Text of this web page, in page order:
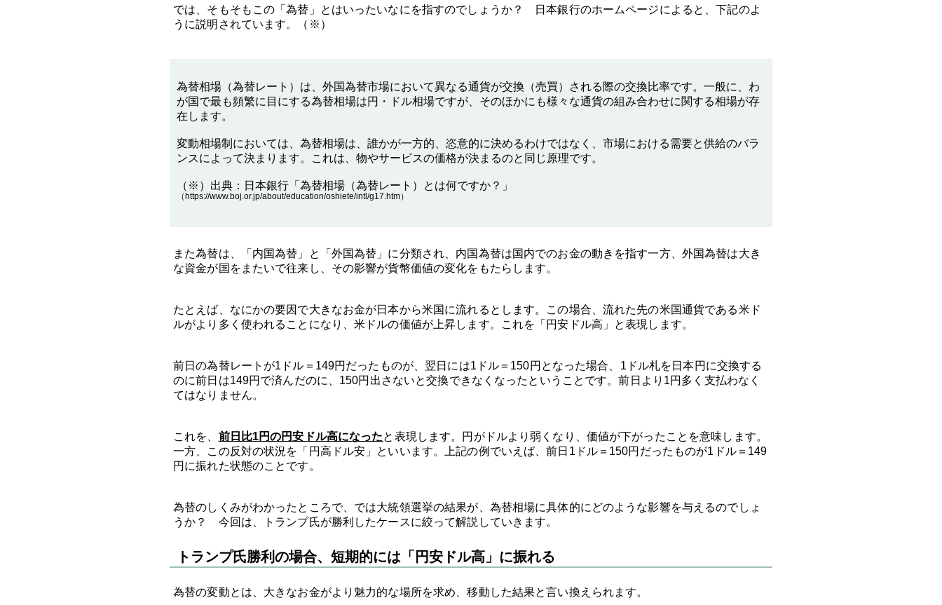
では、そもそもこの「為替」とはいったいなにを指すのでしょうか？ 日本銀行のホームページによると、下記のよ
うに説明されています。（※）
為替相場（為替レート）は、外国為替市場において異なる通貨が交換（売買）される際の交換比率です。一般に、わ
が国で最も頻繁に目にする為替相場は円・ドル相場ですが、そのほかにも様々な通貨の組み合わせに関する相場が存
在します。
変動相場制においては、為替相場は、誰かが一方的、恣意的に決めるわけではなく、市場における需要と供給のバラ
ンスによって決まります。これは、物やサービスの価格が決まるのと同じ原理です。
（※）出典： 日本銀行「為替相場（為替レート）とは何ですか？」
（https://www.boj.or.jp/about/education/oshiete/intl/g17.htm）
また為替は、「内国為替」と「外国為替」に分類され、内国為替は国内でのお金の動きを指す一方、外国為替は大き
な資金が国をまたいで往来し、その影響が貨幣価値の変化をもたらします。
たとえば、なにかの要因で大きなお金が日本から米国に流れるとします。この場合、流れた先の米国通貨である米ド
ルがより多く使われることになり、米ドルの価値が上昇します。これを「円安ドル高」と表現します。
前日の為替レートが1ドル＝149円だったものが、翌日には1ドル＝150円となった場合、1ドル札を日本円に交換する
のに前日は149円で済んだのに、150円出さないと交換できなくなったということです。前日より1円多く支払わなく
てはなりません。
これを、 前日比1円の円安ドル高になったと表現します。円がドルより弱くなり、価値が下がったことを意味します。
一方、この反対の状況を「円高ドル安」といいます。上記の例でいえば、前日1ドル＝150円だったものが1ドル＝149
円に振れた状態のことです。
為替のしくみがわかったところで、では大統領選挙の結果が、為替相場に具体的にどのような影響を与えるのでしょ
うか？ 今回は、トランプ氏が勝利したケースに絞って解説していきます。
トランプ氏勝利の場合、短期的には「円安ドル高」に振れる
為替の変動とは、大きなお金がより魅力的な場所を求め、移動した結果と言い換えられます。